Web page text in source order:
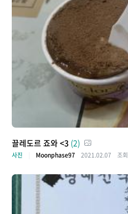
끌레도르 죠와 <3 (2)
사진 Moonphase97 2021.02.07 조회